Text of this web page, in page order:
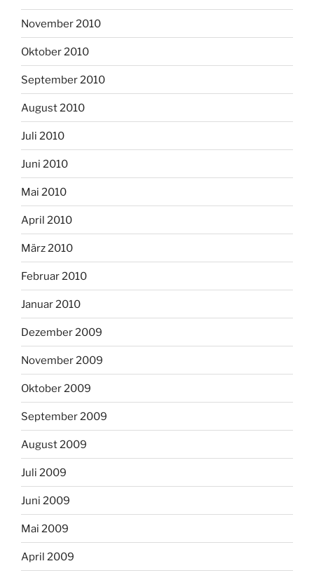
November 2010
Oktober 2010
September 2010
August 2010
Juli 2010
Juni 2010
Mai 2010
April 2010
März 2010
Februar 2010
Januar 2010
Dezember 2009
November 2009
Oktober 2009
September 2009
August 2009
Juli 2009
Juni 2009
Mai 2009
April 2009